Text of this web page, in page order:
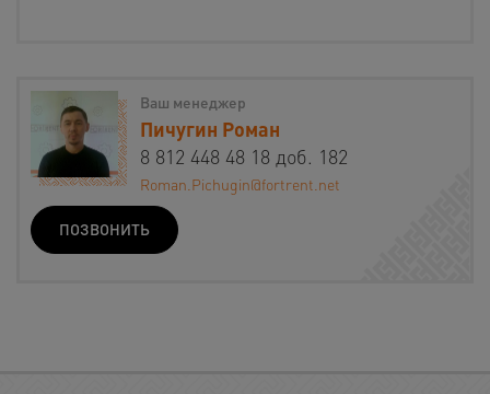
Ваш менеджер
Пичугин Роман
8 812 448 48 18 доб. 182
Roman.Pichugin@fortrent.net
ПОЗВОНИТЬ